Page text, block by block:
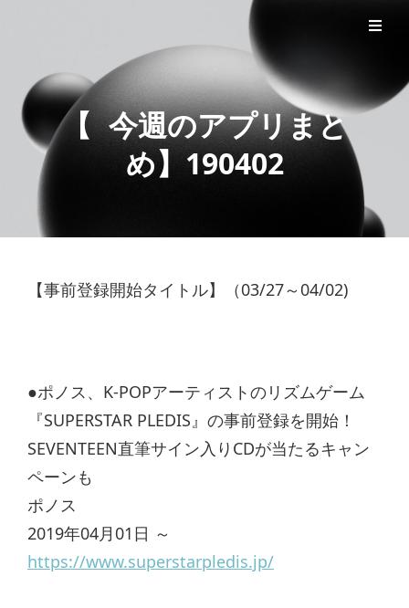
SFIDA NEWS ARCHIVES
ゲーム系Web制作会社による注目ニュース
【 今週のアプリまと
め】190402
【事前登録開始タイトル】（03/27～04/02)
●ポノス、K-POPアーティストのリズムゲーム
『SUPERSTAR PLEDIS』の事前登録を開始！
SEVENTEEN直筆サイン入りCDが当たるキャン
ペーンも
ポノス
2019年04月01日 ～
https://www.superstarpledis.jp/